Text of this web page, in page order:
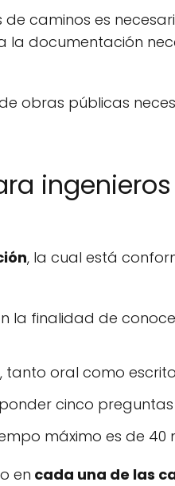
caminos es
la documentación
obras públicas
, la cual está
la finalidad de
tanto oral como
cinco
máximo es de 40
en cada una de las